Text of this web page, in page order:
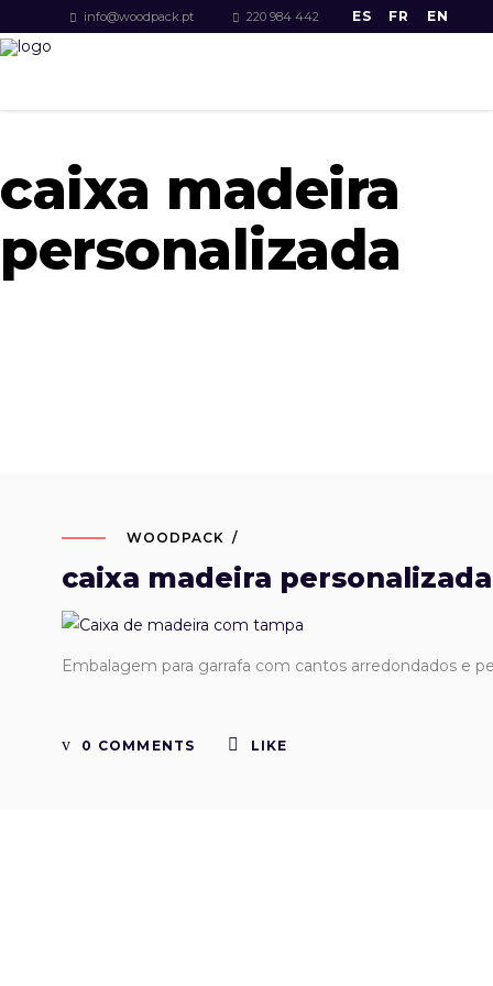
info@woodpack.pt 220 984 442 ES FR EN
caixa madeira
personalizada
WOODPACK
caixa madeira personalizada
Embalagem para garrafa com cantos arredondados e
0 COMMENTS LIKE